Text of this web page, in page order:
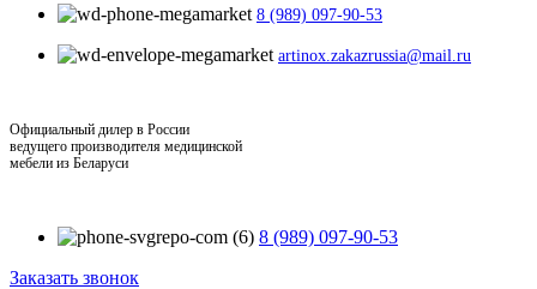
8 (989) 097-90-53
artinox.zakazrussia@mail.ru
Официальный дилер в России
ведущего производителя медицинской
мебели из Беларуси
8 (989) 097-90-53
Заказать звонок